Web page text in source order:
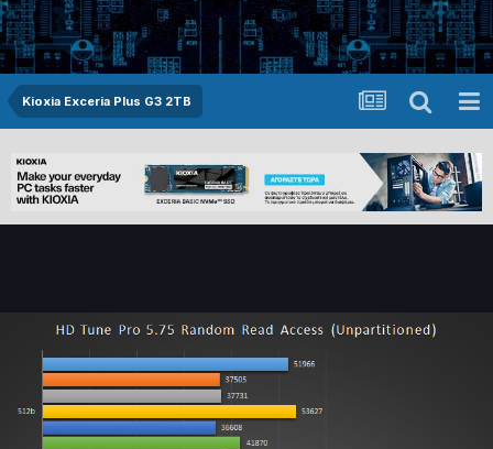
Kioxia Exceria Plus G3 2TB